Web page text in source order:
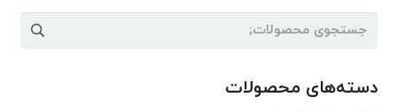
جستجو
دسته‌های محصولات